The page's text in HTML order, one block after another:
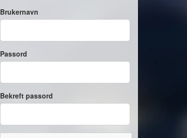
Brukernavn
Passord
Bekreft passord